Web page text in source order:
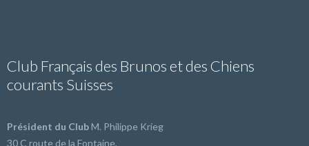
Club Français des Brunos et des Chiens
courants Suisses
Président du ClubM. Philippe Krieg
30 C route de la Fontaine,